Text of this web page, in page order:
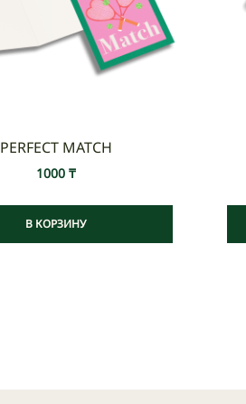
PERFECT MATCH
1000 ₸
В КОРЗИНУ